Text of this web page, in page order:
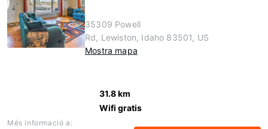
35309 Powell
Rd, Lewiston, Idaho 83501, US
Mostra mapa
31.8 km
Wifi gratis
Més informació a: